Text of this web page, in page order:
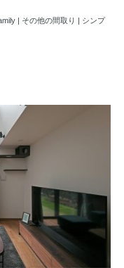
| その他の間取り | シンプ